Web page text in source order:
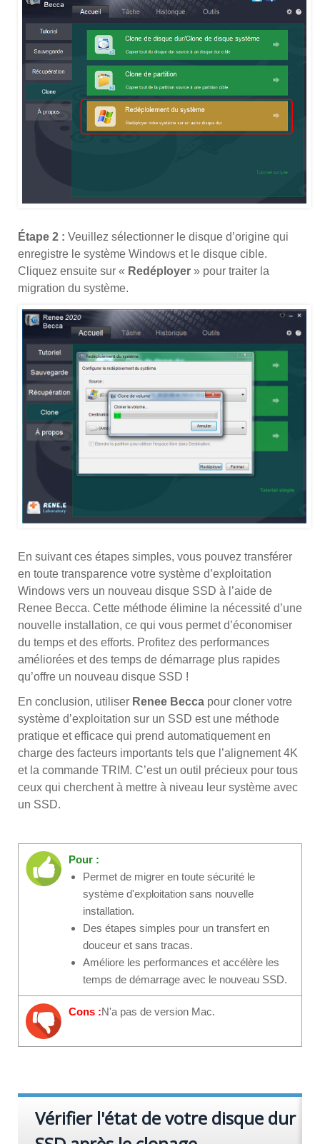
Étape 2 : Veuillez sélectionner le disque d’origine qui
enregistre le système Windows et le disque cible.
Cliquez ensuite sur « Redéployer » pour traiter la
migration du système.
En suivant ces étapes simples, vous pouvez transférer
en toute transparence votre système d’exploitation
Windows vers un nouveau disque SSD à l’aide de
Renee Becca. Cette méthode élimine la nécessité d’une
nouvelle installation, ce qui vous permet d’économiser
du temps et des efforts. Profitez des performances
améliorées et des temps de démarrage plus rapides
qu’offre un nouveau disque SSD !
En conclusion, utiliser Renee Becca pour cloner votre
système d’exploitation sur un SSD est une méthode
pratique et efficace qui prend automatiquement en
charge des facteurs importants tels que l’alignement 4K
et la commande TRIM. C’est un outil précieux pour tous
ceux qui cherchent à mettre à niveau leur système avec
un SSD.
Pour :
Permet de migrer en toute sécurité le
système d'exploitation sans nouvelle
installation.
Des étapes simples pour un transfert en
douceur et sans tracas.
Améliore les performances et accélère les
temps de démarrage avec le nouveau SSD.
Cons :N'a pas de version Mac.
Vérifier l'état de votre disque dur